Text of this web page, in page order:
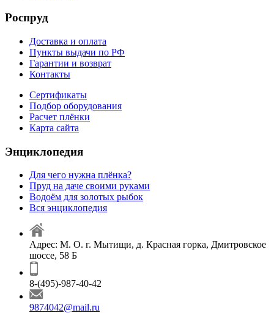
Роспруд
Доставка и оплата
Пункты выдачи по РФ
Гарантии и возврат
Контакты
Сертификаты
Подбор оборудования
Расчет плёнки
Карта сайта
Энциклопедия
Для чего нужна плёнка?
Пруд на даче своими руками
Водоём для золотых рыбок
Вся энциклопедия
Адрес: М. О. г. Мытищи, д. Красная горка, Дмитровское
шоссе, 58 Б
8-(495)-987-40-42
9874042@mail.ru